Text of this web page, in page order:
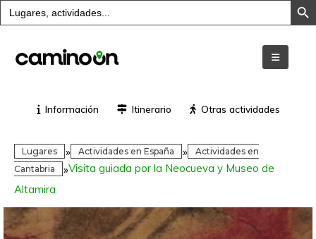
Buscar:
Información Itinerario Otras actividades
Lugares » Actividades en España »
Actividades en
Cantabria
»Visita guiada por la Neocueva y Museo de
Altamira